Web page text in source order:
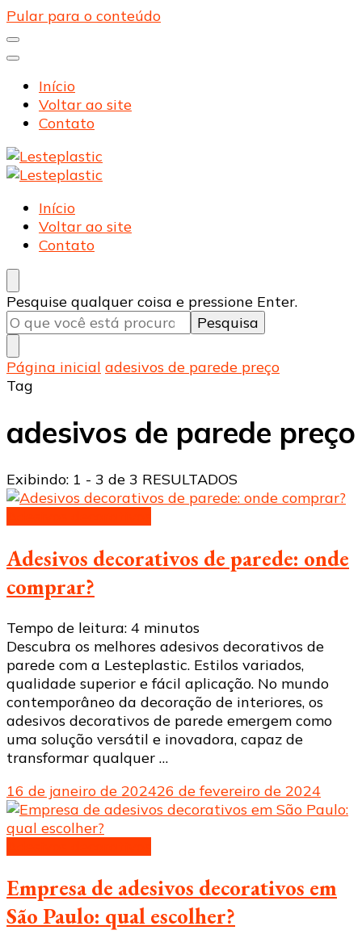
Pular para o conteúdo
Início
Voltar ao site
Contato
Lesteplastic
Blog – Lesteplastic
Lesteplastic
Blog – Lesteplastic
Início
Voltar ao site
Contato
Procurando
algo?
Pesquise qualquer coisa e pressione Enter.
Página inicial adesivos de parede preço
Tag
adesivos de parede preço
Exibindo: 1 - 3 de 3 RESULTADOS
Adesivos decorativos de parede: onde
comprar?
Tempo de leitura: 4 minutos
Descubra os melhores adesivos decorativos de
parede com a Lesteplastic. Estilos variados,
qualidade superior e fácil aplicação. No mundo
contemporâneo da decoração de interiores, os
adesivos decorativos de parede emergem como
uma solução versátil e inovadora, capaz de
transformar qualquer …
16 de janeiro de 202426 de fevereiro de 2024
Empresa de adesivos decorativos em
São Paulo: qual escolher?